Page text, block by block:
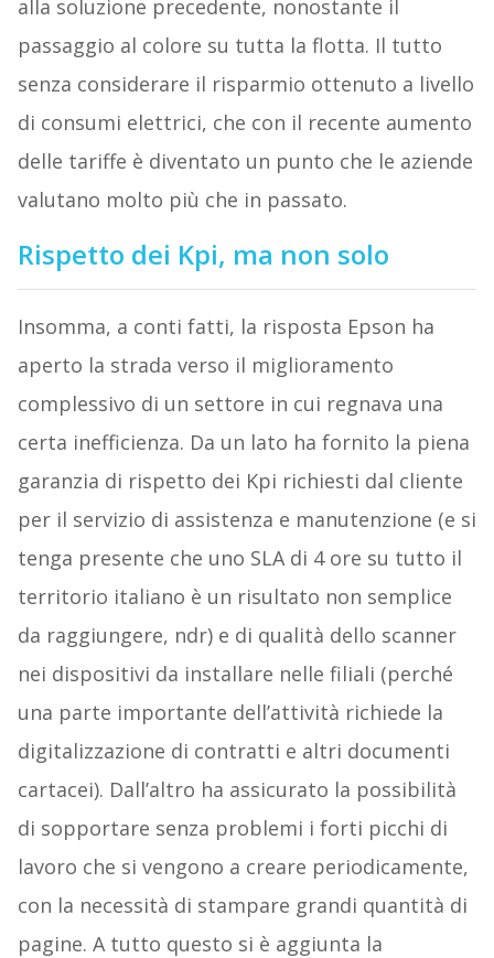
alla soluzione precedente, nonostante il
passaggio al colore su tutta la flotta. Il tutto
senza considerare il risparmio ottenuto a livello
di consumi elettrici, che con il recente aumento
delle tariffe è diventato un punto che le aziende
valutano molto più che in passato.
Rispetto dei Kpi, ma non solo
Insomma, a conti fatti, la risposta Epson ha
aperto la strada verso il miglioramento
complessivo di un settore in cui regnava una
certa inefficienza. Da un lato ha fornito la piena
garanzia di rispetto dei Kpi richiesti dal cliente
per il servizio di assistenza e manutenzione (e si
tenga presente che uno SLA di 4 ore su tutto il
territorio italiano è un risultato non semplice
da raggiungere, ndr) e di qualità dello scanner
nei dispositivi da installare nelle filiali (perché
una parte importante dell’attività richiede la
digitalizzazione di contratti e altri documenti
cartacei). Dall’altro ha assicurato la possibilità
di sopportare senza problemi i forti picchi di
lavoro che si vengono a creare periodicamente,
con la necessità di stampare grandi quantità di
pagine. A tutto questo si è aggiunta la